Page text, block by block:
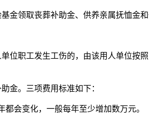
金领取丧葬补助金、供养亲属抚恤金和
职工发生工伤的，由该用人单位按
金。三项费用标准如下：
会变化，一般每年至少增加数万元。